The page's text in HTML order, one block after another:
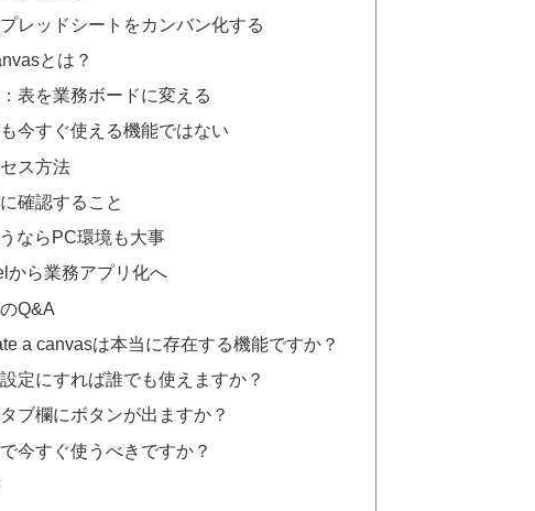
レッドシートをカンバン化する
とは？
表を業務ボードに変える
今すぐ使える機能ではない
ス方法
確認すること
ならPC環境も大事
から業務アプリ化へ
Q&A
a canvasは本当に存在する機能ですか？
定にすれば誰でも使えますか？
ブ欄にボタンが出ますか？
今すぐ使うべきですか？